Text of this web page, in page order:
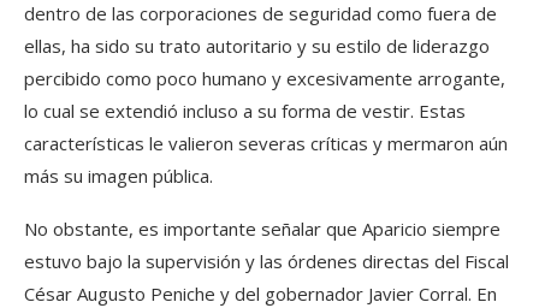
dentro de las corporaciones de seguridad como fuera de
ellas, ha sido su trato autoritario y su estilo de liderazgo
percibido como poco humano y excesivamente arrogante,
lo cual se extendió incluso a su forma de vestir. Estas
características le valieron severas críticas y mermaron aún
más su imagen pública.
No obstante, es importante señalar que Aparicio siempre
estuvo bajo la supervisión y las órdenes directas del Fiscal
César Augusto Peniche y del gobernador Javier Corral. En